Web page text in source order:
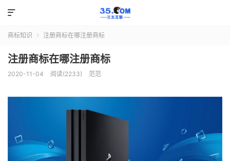

商标知识  注册商标在哪注册商标
注册商标在哪注册商标
2020-11-04 阅读(2233) 范范